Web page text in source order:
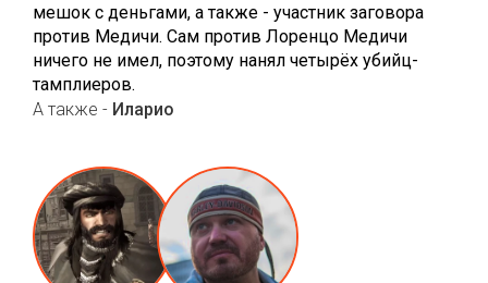
мешок с деньгами, а также - участник заговора
против Медичи. Сам против Лоренцо Медичи
ничего не имел, поэтому нанял четырёх убийц-
тамплиеров.
А также - Иларио